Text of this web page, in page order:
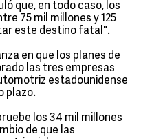
que, en todo caso, los
75 mil millones y 125
este destino fatal".
en que los planes de
las tres empresas
estadounidense
plazo.
los 34 mil millones
de que las